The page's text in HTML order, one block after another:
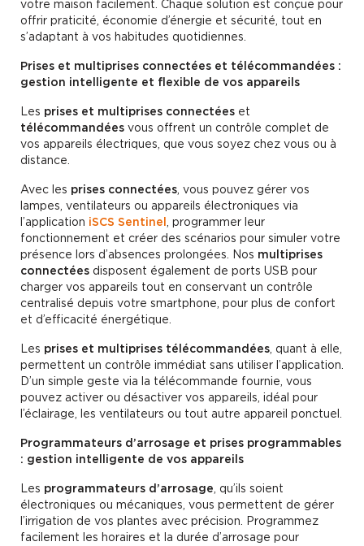
votre maison facilement. Chaque solution est conçue pour
offrir praticité, économie d’énergie et sécurité, tout en
s’adaptant à vos habitudes quotidiennes.
Prises et multiprises connectées et télécommandées :
gestion intelligente et flexible de vos appareils
Les prises et multiprises connectées et
télécommandées vous offrent un contrôle complet de
vos appareils électriques, que vous soyez chez vous ou à
distance.
Avec les prises connectées , vous pouvez gérer vos
lampes, ventilateurs ou appareils électroniques via
l’application iSCS Sentinel
, programmer leur
fonctionnement et créer des scénarios pour simuler votre
présence lors d’absences prolongées. Nos multiprises
connectées disposent également de ports USB pour
charger vos appareils tout en conservant un contrôle
centralisé depuis votre smartphone, pour plus de confort
et d’efficacité énergétique.
Les prises et multiprises télécommandées , quant à elle,
permettent un contrôle immédiat sans utiliser l’application.
D’un simple geste via la télécommande fournie, vous
pouvez activer ou désactiver vos appareils, idéal pour
l’éclairage, les ventilateurs ou tout autre appareil ponctuel.
Programmateurs d’arrosage et prises programmables
: gestion intelligente de vos appareils
Les programmateurs d’arrosage , qu’ils soient
électroniques ou mécaniques, vous permettent de gérer
l’irrigation de vos plantes avec précision. Programmez
facilement les horaires et la durée d’arrosage pour